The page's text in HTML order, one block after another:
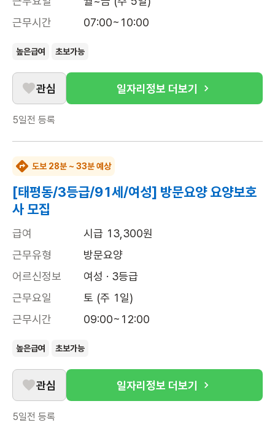
근무시간
07:00~10:00
높은급여 초보가능
관심 일자리정보 더보기
5일전 등록
도보 28분 ~ 33분 예상
[태평동/3등급/91세/여성] 방문요양 요양보호
사 모집
급여
시급 13,300원
근무유형
방문요양
어르신정보
여성 · 3등급
근무요일
토 (주 1일)
근무시간
09:00~12:00
높은급여 초보가능
관심 일자리정보 더보기
5일전 등록